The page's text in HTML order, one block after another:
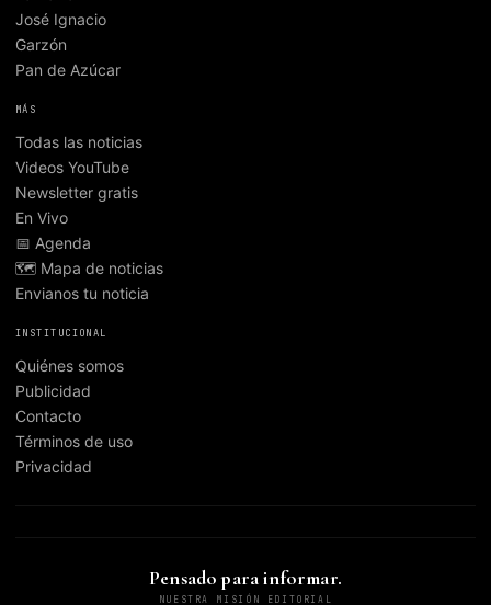
José Ignacio
Garzón
Pan de Azúcar
MÁS
Todas las noticias
Videos YouTube
Newsletter gratis
En Vivo
📅 Agenda
🗺️ Mapa de noticias
Envianos tu noticia
INSTITUCIONAL
Quiénes somos
Publicidad
Contacto
Términos de uso
Privacidad
Pensado para informar.
NUESTRA MISIÓN EDITORIAL